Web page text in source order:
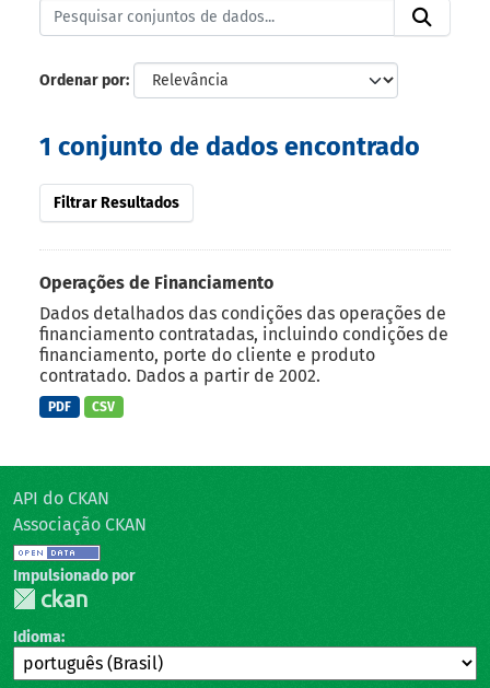
Ordenar por
1 conjunto de dados encontrado
Filtrar Resultados
Operações de Financiamento
Dados detalhados das condições das operações de
financiamento contratadas, incluindo condições de
financiamento, porte do cliente e produto
contratado. Dados a partir de 2002.
PDF CSV
API do CKAN
Associação CKAN
Impulsionado por
Idioma